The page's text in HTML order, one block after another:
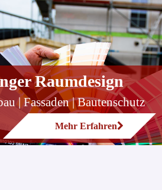
Raumdesign
| Fassaden | Bautenschutz
Mehr Erfahren